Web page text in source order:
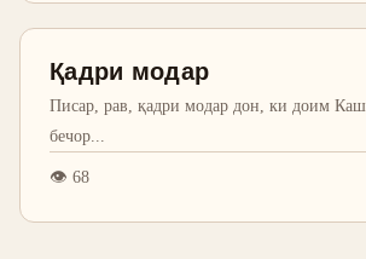
Қадри модар
Писар, рав, қадри модар дон, ки доим
бечор
👁 68